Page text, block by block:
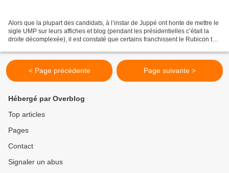
Alors que la plupart des candidats, à l’instar de Juppé ont honte de mettre le
sigle UMP sur leurs affiches et blog (pendant les présidentielles c’était la
droite décomplexée), il est constaté que certains franchissent le Rubicon tels
< Page précédente Page suivante >
Hébergé par Overblog
Top articles
Pages
Contact
Signaler un abus